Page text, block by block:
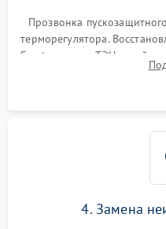
Прозвонка
терморегулятора.
Frost, включая ТЭН оттайки
платы
4. Замена